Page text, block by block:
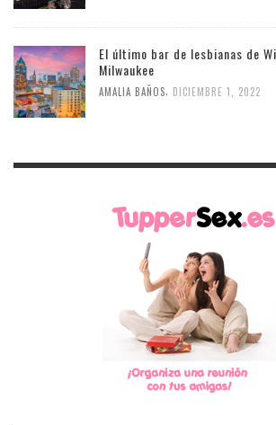
El último bar de lesbianas de
Milwaukee
AMALIA BAÑOS, DICIEMBRE 1, 2022